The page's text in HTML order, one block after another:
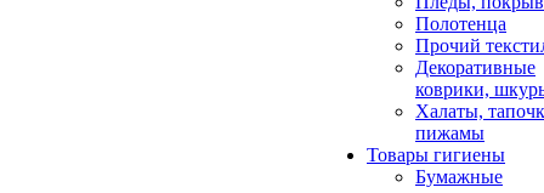
Полотенца
Прочий
Декоративные
коврики,
Халаты,
пижамы
Товары гигиены
Бумажные